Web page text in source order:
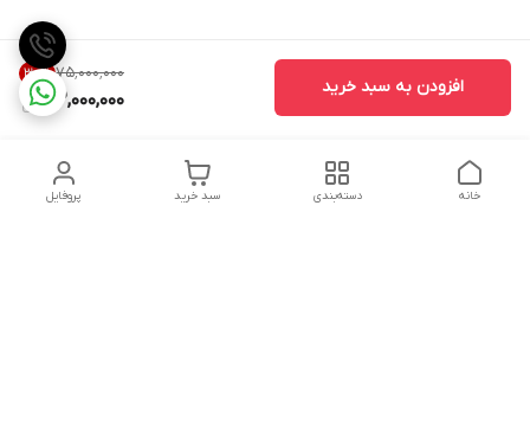
۷۵٬۰۰۰٬۰۰۰ 30%
52,000,000
افزودن به سبد خرید
پروفایل سبد خرید دسته‌بندی خانه